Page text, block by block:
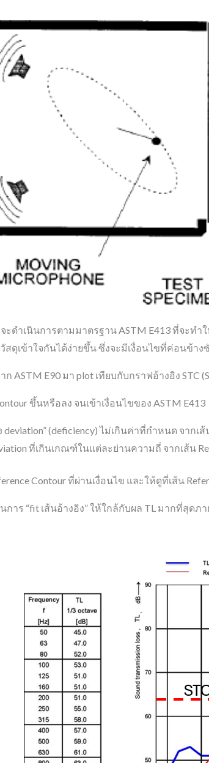
ะดำเนินการตามมาตรฐาน ASTM E413 ที่จะทำ
สดุเข้าใจกันได้ง่ายขึ้น ซึ่งจะมีเงื่อนไขที่ค่อนข้า
ASTM E90 มา plot เทียบกับกราฟอ้างอิง STC
ขึ้นหรือลง จนเข้าเงื่อนไขของ ASTM E413
(deficiency) ไม่เกินค่าที่กำหนด จากเส้
ที่เกินเกณฑ์ในแต่ละย่านความถี่ จากเส้น
Contour ที่ผ่านเงื่อนไข และให้ดูที่เส้น
นการ “fit เส้นอ้างอิง” ให้ใกล้กับผล TL มากที่สุด